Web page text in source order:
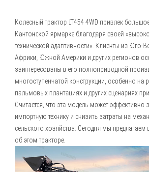
Колесный трактор LT454 4WD привлек
Кантонской ярмарке благодаря своей
технической адаптивности». Клиенты из Юго-
Африки, Южной Америки и других регионов
заинтересованы в его полноприводной
многоступенчатой конструкции, особенно на
пальмовых плантациях и других сценариях
Считается, что эта модель может эффективно
импортную технику и снизить затраты на
сельского хозяйства. Сегодня мы
об этом тракторе.